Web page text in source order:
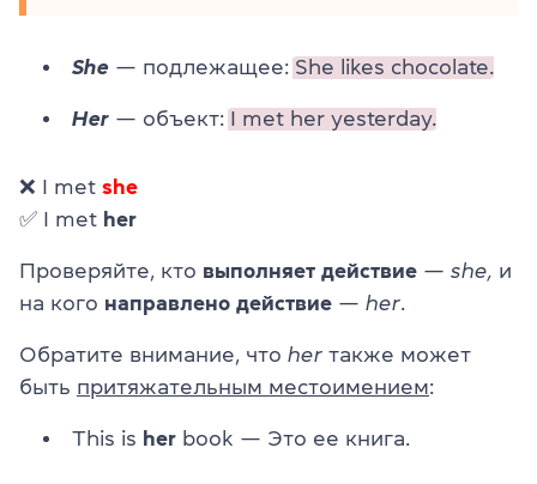
She — подлежащее: She likes chocolate.
Her — объект: I met her yesterday.
❌ I met she
✅ I met her
Проверяйте, кто выполняет действие — she,
и
на кого направлено действие — her
Обратите внимание, что her также может
быть притяжательным местоимением:
This is her book — Это ее книга.